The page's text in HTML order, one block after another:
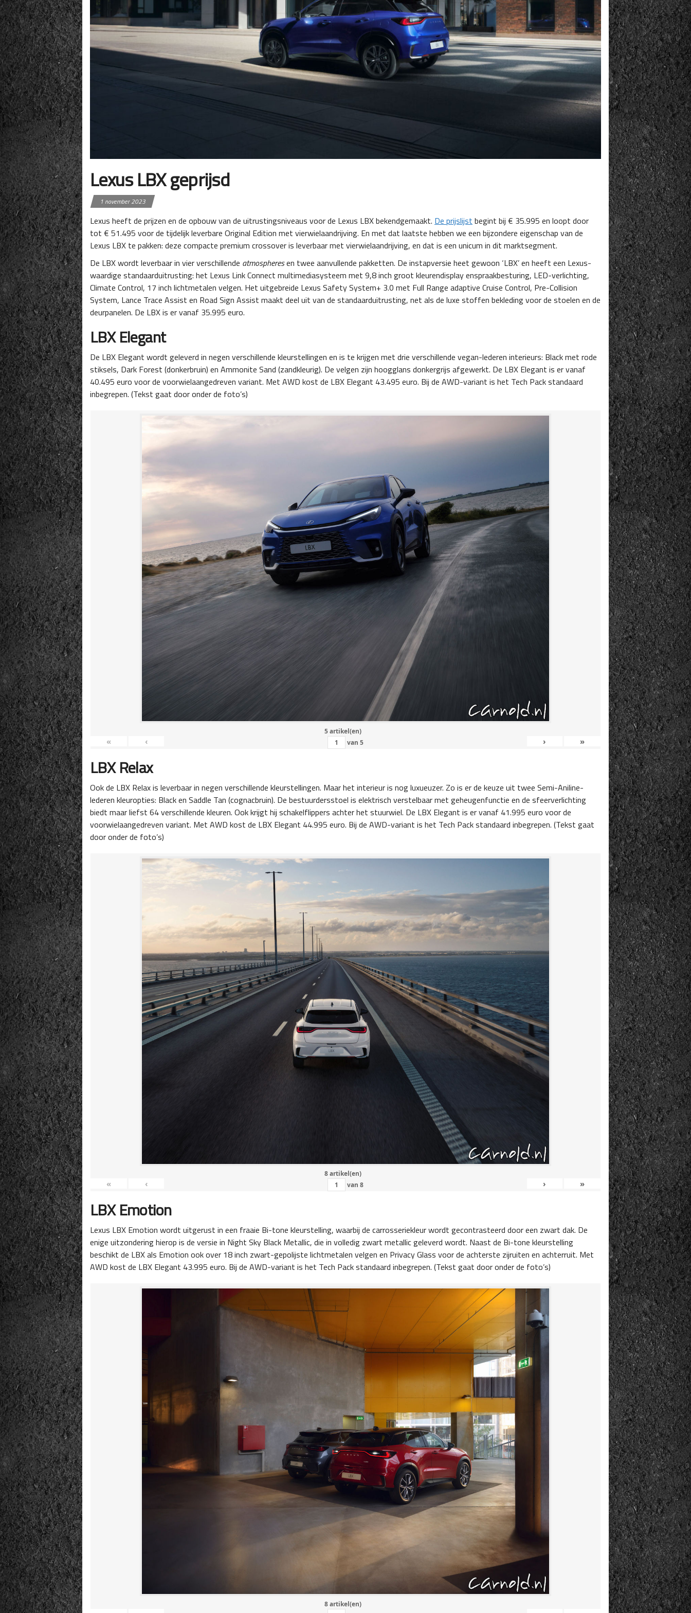
Lexus LBX geprijsd
1 november 2023
Lexus heeft de prijzen en de opbouw van de uitrustingsniveaus voor de Lexus LBX bekendgemaakt. De prijslijst begint bij € 35.995 en loopt door
tot € 51.495 voor de tijdelijk leverbare Original Edition met vierwielaandrijving. En met dat laatste hebben we een bijzondere eigenschap van de
Lexus LBX te pakken: deze compacte premium crossover is leverbaar met vierwielaandrijving, en dat is een unicum in dit marktsegment.
De LBX wordt leverbaar in vier verschillende atmospheresen twee aanvullende pakketten. De instapversie heet gewoon ‘LBX’ en heeft een Lexus-
waardige standaarduitrusting: het Lexus Link Connect multimediasysteem met 9,8 inch groot kleurendisplay enspraakbesturing, LED-verlichting,
Climate Control, 17 inch lichtmetalen velgen. Het uitgebreide Lexus Safety System+ 3.0 met Full Range adaptive Cruise Control, Pre-Collision
System, Lance Trace Assist en Road Sign Assist maakt deel uit van de standaarduitrusting, net als de luxe stoffen bekleding voor de stoelen en de
deurpanelen. De LBX is er vanaf 35.995 euro.
LBX Elegant
De LBX Elegant wordt geleverd in negen verschillende kleurstellingen en is te krijgen met drie verschillende vegan-lederen interieurs: Black met rode
stiksels, Dark Forest (donkerbruin) en Ammonite Sand (zandkleurig). De velgen zijn hoogglans donkergrijs afgewerkt. De LBX Elegant is er vanaf
40.495 euro voor de voorwielaangedreven variant. Met AWD kost de LBX Elegant 43.495 euro. Bij de AWD-variant is het Tech Pack standaard
inbegrepen. (Tekst gaat door onder de foto’s)
5 artikel(en)
« ‹ van 5 › »
LBX Relax
Ook de LBX Relax is leverbaar in negen verschillende kleurstellingen. Maar het interieur is nog luxueuzer. Zo is er de keuze uit twee Semi-Aniline-
lederen kleuropties: Black en Saddle Tan (cognacbruin). De bestuurdersstoel is elektrisch verstelbaar met geheugenfunctie en de sfeerverlichting
biedt maar liefst 64 verschillende kleuren. Ook krijgt hij schakelflippers achter het stuurwiel. De LBX Elegant is er vanaf 41.995 euro voor de
voorwielaangedreven variant. Met AWD kost de LBX Elegant 44.995 euro. Bij de AWD-variant is het Tech Pack standaard inbegrepen. (Tekst gaat
door onder de foto’s)
8 artikel(en)
« ‹ van 8 › »
LBX Emotion
Lexus LBX Emotion wordt uitgerust in een fraaie Bi-tone kleurstelling, waarbij de carrosseriekleur wordt gecontrasteerd door een zwart dak. De
enige uitzondering hierop is de versie in Night Sky Black Metallic, die in volledig zwart metallic geleverd wordt. Naast de Bi-tone kleurstelling
beschikt de LBX als Emotion ook over 18 inch zwart-gepolijste lichtmetalen velgen en Privacy Glass voor de achterste zijruiten en achterruit. Met
AWD kost de LBX Elegant 43.995 euro. Bij de AWD-variant is het Tech Pack standaard inbegrepen. (Tekst gaat door onder de foto’s)
8 artikel(en)